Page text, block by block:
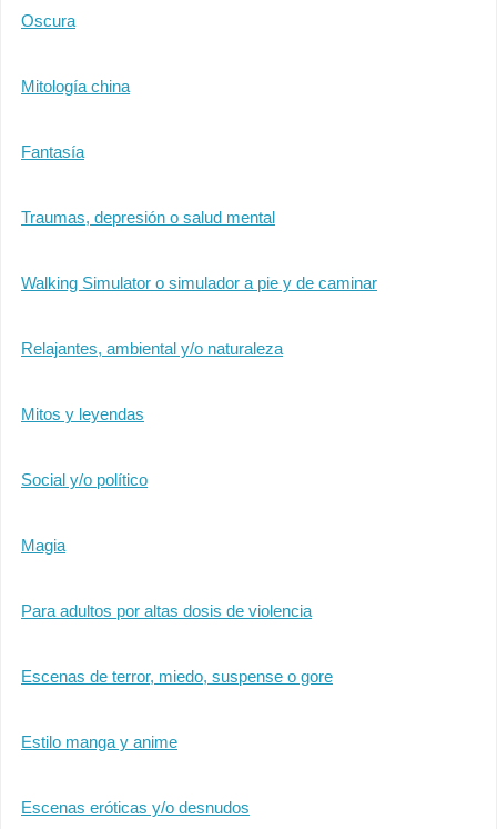
Oscura
Mitología china
Fantasía
Traumas, depresión o salud mental
Walking Simulator o simulador a pie y de caminar
Relajantes, ambiental y/o naturaleza
Mitos y leyendas
Social y/o político
Magia
Para adultos por altas dosis de violencia
Escenas de terror, miedo, suspense o gore
Estilo manga y anime
Escenas eróticas y/o desnudos